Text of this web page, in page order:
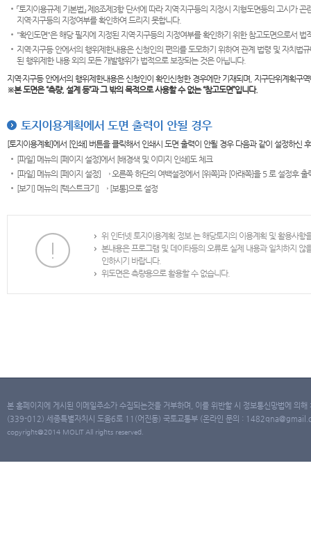
「토지이용규제 기본법」 제8조제3항 단서에 따라 지역·지구등의 지정시 지형도면등의 고시가
지역·지구등의 지정여부를 확인하여 드리지 못합니다.
"확인도면"은 해당 필지에 지정된 지역·지구등의 지정여부를 확인하기 위한 참고도면으로서
지역·지구등 안에서의 행위제한내용은 신청인의 편의를 도모하기 위하여 관계 법령 및 자치
된 행위제한 내용 외의 모든 개발행위가 법적으로 보장되는 것은 아닙니다.
지역·지구등 안에서의 행위제한내용은 신청인이 확인신청한 경우에만 기재되며, 지구단위계획
※본 도면은“측량, 설계 등”과 그 밖의 목적으로 사용할 수 없는 “참고도면”입니다.
토지이용계획에서 도면 출력이 안될 경우
[토지이용계획]에서 [인쇄] 버튼을 클릭해서 인쇄시 도면 출력이 안될 경우 다음과 같이 설정하신
[파일] 메뉴의 [페이지 설정]에서 [배경색 및 이미지 인쇄]도 체크
[파일] 메뉴의 [페이지 설정] → 오른쪽 하단의 여백설정에서 [위쪽]과 [아래쪽]을 5 로 설정후 출
[보기] 메뉴의 [텍스트크기] → [보통]으로 설정
위 인터넷 토지이용계획 정보 는 해당토지의 이용계획 및 활용사
본내용은 프로그램 및 데이타등의 오류로 실제 내용과 일치하지
인하시기 바랍니다.
위도면은 측량용으로 활용할 수 없습니다.
본 홈페이지에 게시된 이메일주소가 수집되는것을 거부하며, 이를 위반할 시 정보통신망법에 의
(339-012) 세종특별자치시 도움6로 11(어진동) 국토교통부 (온라인 문의 :
copyright@2014 MOLIT All rights reserved.